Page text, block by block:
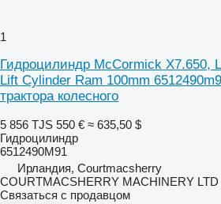
1
Гидроцилиндр McCormick X7.650,
Lift Cylinder Ram 100mm
трактора колесного
5 856 TJS 550 € ≈ 635,50 $
Гидроцилиндр
6512490M91
Ирландия, Courtmacsherry
COURTMACSHERRY MACHINERY LTD
Связаться с продавцом